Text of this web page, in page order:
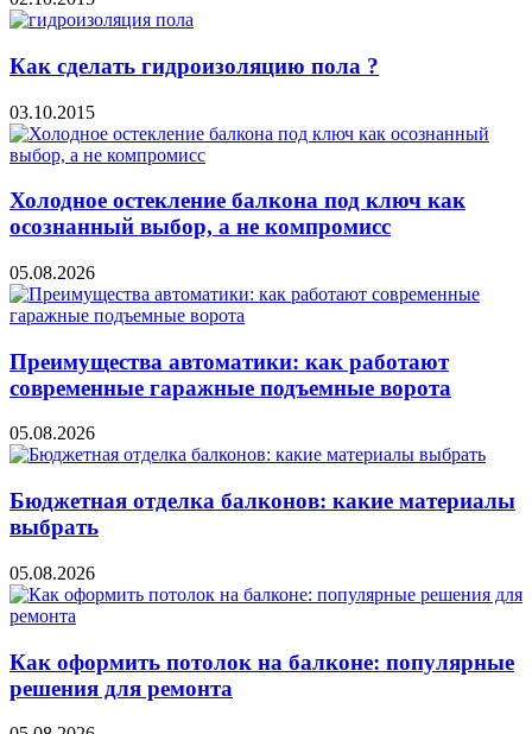
Как сделать гидроизоляцию пола ?
03.10.2015
Холодное остекление балкона под ключ как
осознанный выбор, а не компромисс
05.08.2026
Преимущества автоматики: как работают
современные гаражные подъемные ворота
05.08.2026
Бюджетная отделка балконов: какие материалы
выбрать
05.08.2026
Как оформить потолок на балконе: популярные
решения для ремонта